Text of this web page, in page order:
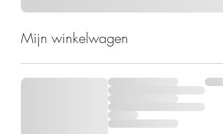
Mijn winkelwagen